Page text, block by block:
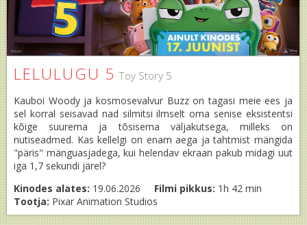
LELULUGU 5 Toy Story 5
Kauboi Woody ja kosmosevalvur Buzz on tagasi meie ees ja
sel korral seisavad nad silmitsi ilmselt oma senise eksistentsi
kõige suurema ja tõsisema väljakutsega, milleks on
nutiseadmed. Kas kellelgi on enam aega ja tahtmist mängida
"päris" mänguasjadega, kui helendav ekraan pakub midagi uut
iga 1,7 sekundi järel?
Kinodes alates: 19.06.2026 Filmi pikkus: 1h 42 min
Tootja: Pixar Animation Studios